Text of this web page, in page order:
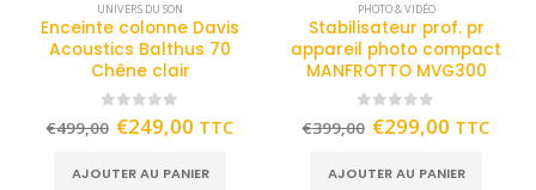
UNIVERS DU SON
Enceinte colonne Davis
Acoustics Balthus 70
Chêne clair
out of 5
€499,00 €249,00 TTC
AJOUTER AU PANIER
PHOTO & VIDÉO
Stabilisateur prof. pr
appareil photo compact
MANFROTTO MVG300
out of 5
€399,00 €299,00 TTC
AJOUTER AU PANIER